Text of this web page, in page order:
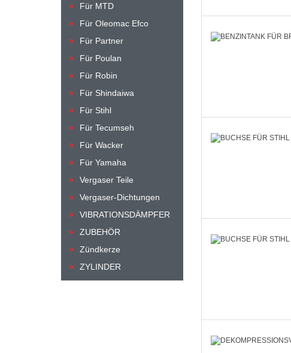
Für MTD
Für Oleomac Efco
Für Partner
Für Poulan
Für Robin
Für Shindaiwa
Für Stihl
Für Tecumseh
Für Wacker
Für Yamaha
Vergaser Teile
Vergaser-Dichtungen
VIBRATIONSDÄMPFER
ZUBEHÖR
Zündkerze
ZYLINDER